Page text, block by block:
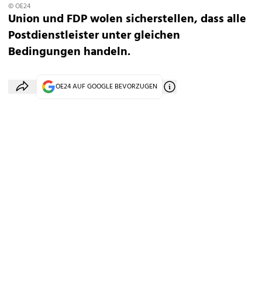
© OE24
Union und FDP wolen sicherstellen, dass alle
Postdienstleister unter gleichen
Bedingungen handeln.
OE24 AUF GOOGLE BEVORZUGEN